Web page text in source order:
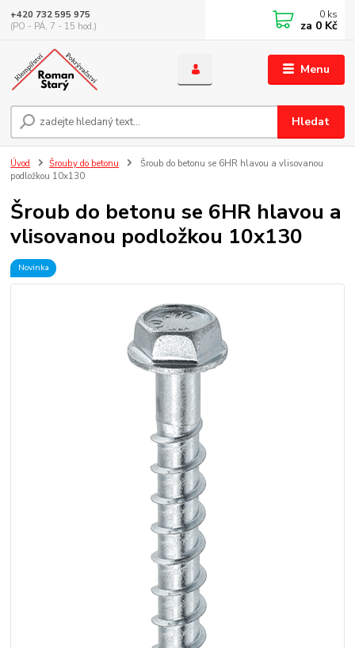
Menu
Hledat
+420 732 595 975
(PO - PÁ, 7 - 15 hod.)
0 ks
za 0 Kč
Úvod Šrouby do betonu
Šroub do betonu se 6HR hlavou a vlisovanou
podložkou 10x130
Šroub do betonu se 6HR hlavou a
vlisovanou podložkou 10x130
Novinka